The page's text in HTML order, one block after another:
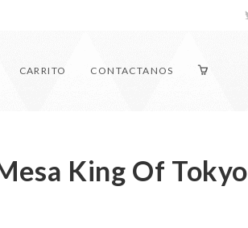
CARRITO CONTACTANOS
King Of Tokyo